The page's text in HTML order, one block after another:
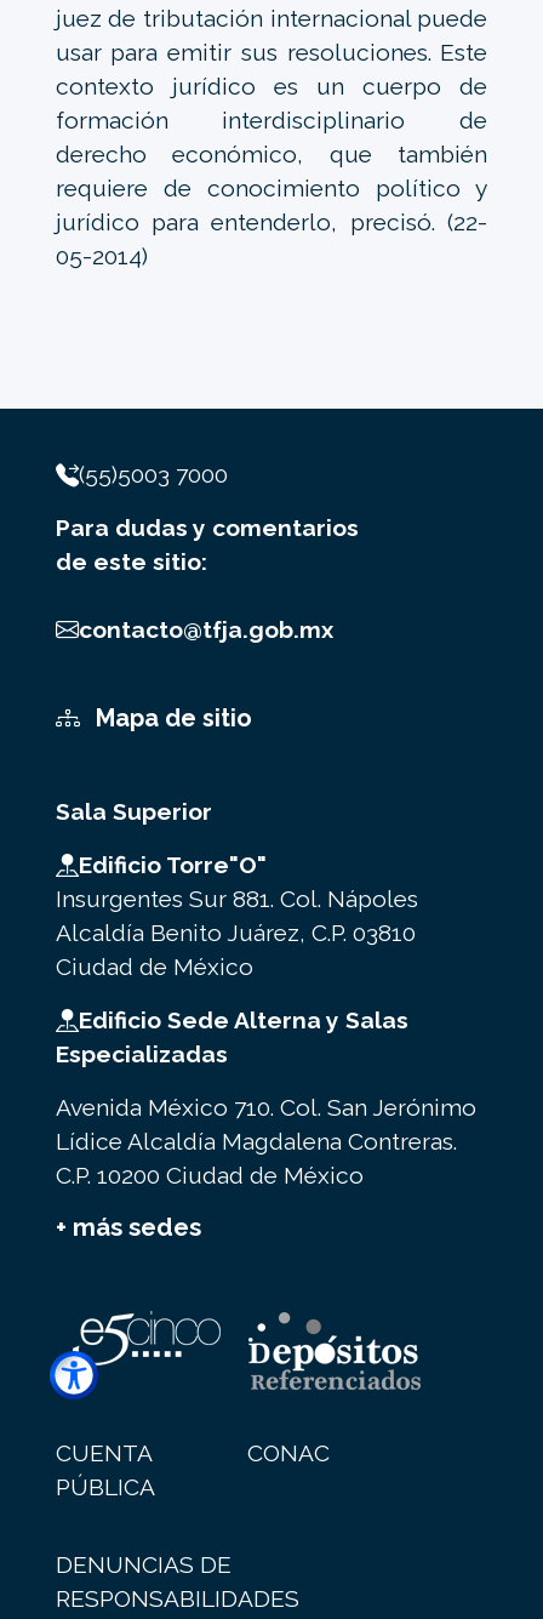
juez de tributación internacional puede
usar para emitir sus resoluciones. Este
contexto jurídico es un cuerpo de
formación interdisciplinario de
derecho económico, que también
requiere de conocimiento político y
jurídico para entenderlo, precisó. (22-
05-2014)
(55)5003 7000
Para dudas y comentarios
de este sitio:
contacto@tfja.gob.mx
Mapa de sitio
Sala Superior
Edificio Torre"O"
Insurgentes Sur 881. Col. Nápoles
Alcaldía Benito Juárez, C.P. 03810
Ciudad de México
Edificio Sede Alterna y Salas
Especializadas
Avenida México 710. Col. San Jerónimo
Lídice Alcaldía Magdalena Contreras.
C.P. 10200 Ciudad de México
+ más sedes
CUENTA
PÚBLICA
CONAC
DENUNCIAS DE
RESPONSABILIDADES